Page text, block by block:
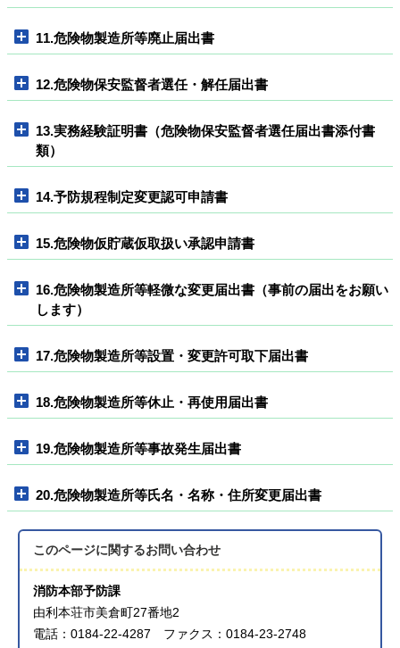
11.危険物製造所等廃止届出書
12.危険物保安監督者選任・解任届出書
13.実務経験証明書（危険物保安監督者選任届出書添付書
類）
14.予防規程制定変更認可申請書
15.危険物仮貯蔵仮取扱い承認申請書
16.危険物製造所等軽微な変更届出書（事前の届出をお願い
します）
17.危険物製造所等設置・変更許可取下届出書
18.危険物製造所等休止・再使用届出書
19.危険物製造所等事故発生届出書
20.危険物製造所等氏名・名称・住所変更届出書
このページに関するお問い合わせ
消防本部予防課
由利本荘市美倉町27番地2
電話：0184-22-4287 ファクス：0184-23-2748